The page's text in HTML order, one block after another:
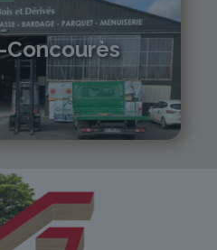
Concourès
81 55 83 89
sa.fr